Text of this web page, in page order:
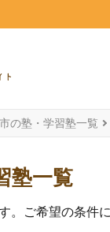
の塾・学習塾一覧
塾一覧
ご希望の条件